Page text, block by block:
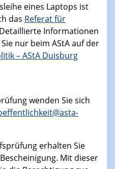
eines Laptops ist
das Referat für
Informationen
nur beim AStA auf der
– AStA Duisburg
wenden Sie sich
erhalten Sie
Mit dieser